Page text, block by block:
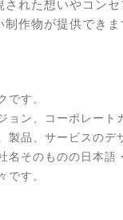
れた想いやコン
制作物が提供でき
す。
ョン、コーポレート
製品、サービスのデ
名そのものの日本語
す。